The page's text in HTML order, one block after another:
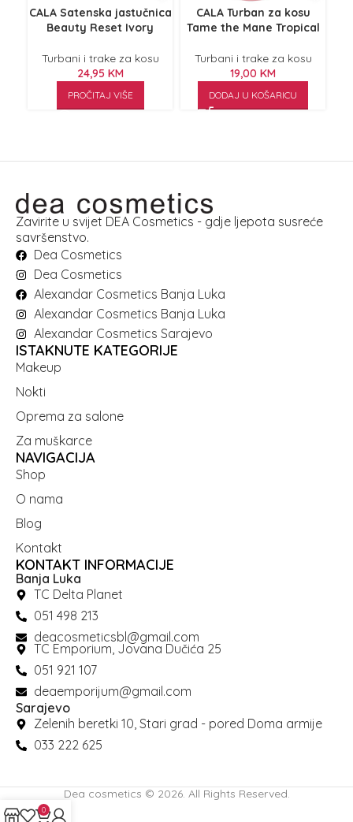
CALA Satenska jastučnica
Beauty Reset Ivory
Turbani i trake za kosu
24,95 KM
PROČITAJ VIŠE
CALA Turban za kosu
Tame the Mane Tropical
Turbani i trake za kosu
19,00 KM
DODAJ U KOŠARICU
Zavirite u svijet DEA Cosmetics - gdje ljepota susreće
savršenstvo.
Dea Cosmetics
Dea Cosmetics
Alexandar Cosmetics Banja Luka
Alexandar Cosmetics Banja Luka
Alexandar Cosmetics Sarajevo
ISTAKNUTE KATEGORIJE
Makeup
Nokti
Oprema za salone
Za muškarce
NAVIGACIJA
Shop
O nama
Blog
Kontakt
KONTAKT INFORMACIJE
Banja Luka
TC Delta Planet
051 498 213
deacosmeticsbl@gmail.com
TC Emporium, Jovana Dučića 25
051 921 107
deaemporijum@gmail.com
Sarajevo
Zelenih beretki 10, Stari grad - pored Doma armije
033 222 625
Dea cosmetics © 2026. All Rights Reserved.
0